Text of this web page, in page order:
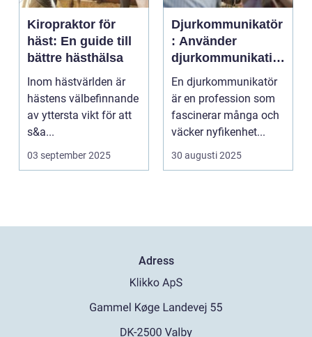
Kiropraktor för
häst: En guide till
bättre hästhälsa
Inom hästvärlden är
hästens välbefinnande
av yttersta vikt för att
s&a...
03 september 2025
Djurkommunikatör
: Använder
djurkommunikatio
n för behandling
av djur
En djurkommunikatör
är en profession som
fascinerar många och
väcker nyfikenhet...
30 augusti 2025
Adress